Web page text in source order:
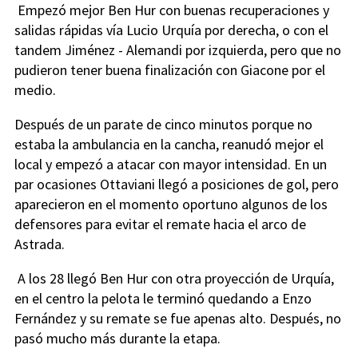
Empezó mejor Ben Hur con buenas recuperaciones y
salidas rápidas vía Lucio Urquía por derecha, o con el
tandem Jiménez - Alemandi por izquierda, pero que no
pudieron tener buena finalización con Giacone por el
medio.
Después de un parate de cinco minutos porque no
estaba la ambulancia en la cancha, reanudó mejor el
local y empezó a atacar con mayor intensidad. En un
par ocasiones Ottaviani llegó a posiciones de gol, pero
aparecieron en el momento oportuno algunos de los
defensores para evitar el remate hacia el arco de
Astrada.
A los 28 llegó Ben Hur con otra proyección de Urquía,
en el centro la pelota le terminó quedando a Enzo
Fernández y su remate se fue apenas alto. Después, no
pasó mucho más durante la etapa.